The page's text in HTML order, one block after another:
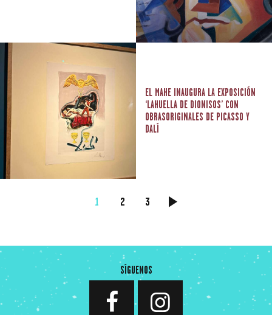
EL MAHE INAUGURA LA EXPOSICIÓN
‘LAHUELLA DE DIONISOS’ CON
OBRASORIGINALES DE PICASSO Y
DALÍ
ENTRADAS
PAGE
1 PAGE
2 PAGE
3 >
SÍGUENOS